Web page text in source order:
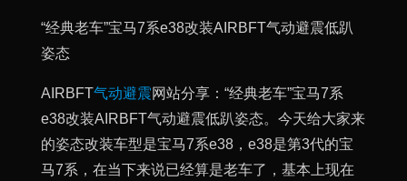
“经典老车”宝马7系e38改装AIRBFT气动避震低趴
姿态
AIRBFT气动避震网站分享：“经典老车”宝马7系
e38改装AIRBFT气动避震低趴姿态。今天给大家来
的姿态改装车型是宝马7系e38，e38是第3代的宝
马7系，在当下来说已经算是老车了，基本上现在